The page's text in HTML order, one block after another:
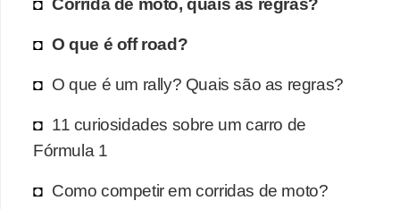
Corrida de moto, quais as regras?
O que é off road?
O que é um rally? Quais são as regras?
11 curiosidades sobre um carro de
Fórmula 1
Como competir em corridas de moto?